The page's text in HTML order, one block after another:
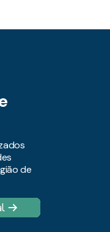
de